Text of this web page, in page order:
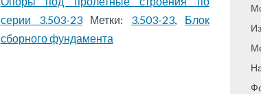
серии 3.503-23
Метки: 3.503-23, Блок
сборного фундамента